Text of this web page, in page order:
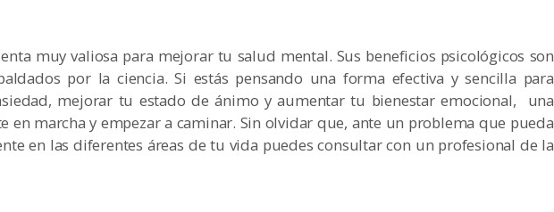
muy valiosa para mejorar tu salud mental. Sus beneficios psicológicos son
por la ciencia. Si estás pensando una forma efectiva y sencilla para
mejorar tu estado de ánimo y aumentar tu bienestar emocional, una
en marcha y empezar a caminar. Sin olvidar que, ante un problema que pueda
en las diferentes áreas de tu vida puedes consultar con un profesional de la